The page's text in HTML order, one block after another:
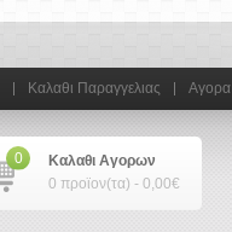
Καλαθι Παραγγελιας Αγορα
Καλαθι Αγορων
0
0 προϊον(τα) - 0,00€